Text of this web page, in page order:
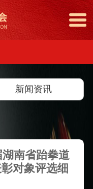
新闻资讯
南省跆拳道
对象评选细